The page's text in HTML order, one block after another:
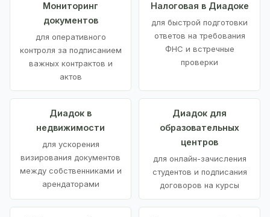
Мониторинг
документов
для оперативного
контроля за подписанием
важных контрактов и
актов
Налоговая в Диадоке
для быстрой подготовки
ответов на требования
ФНС и встречные
проверки
Диадок в
недвижимости
для ускорения
визирования документов
между собственниками и
арендаторами
Диадок для
образовательных
центров
для онлайн-зачисления
студентов и подписания
договоров на курсы